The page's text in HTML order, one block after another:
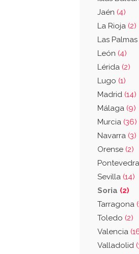
Jaén (4)
La Rioja (2)
Las Palmas
León (4)
Lérida (2)
Lugo (1)
Madrid (14)
Málaga (9)
Murcia (36)
Navarra (3)
Orense (2)
Pontevedra
Sevilla (14)
Soria (2)
Tarragona
Toledo (2)
Valencia
Valladolid